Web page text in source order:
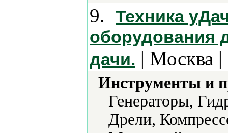
9.
Техника
оборудования
дачи. | Москва |
Инструменты и
Генераторы,
Дрели,